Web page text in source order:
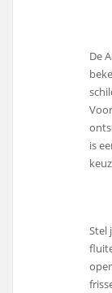
De
is
Stel